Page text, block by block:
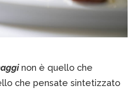
non è quello che
che pensate sintetizzato